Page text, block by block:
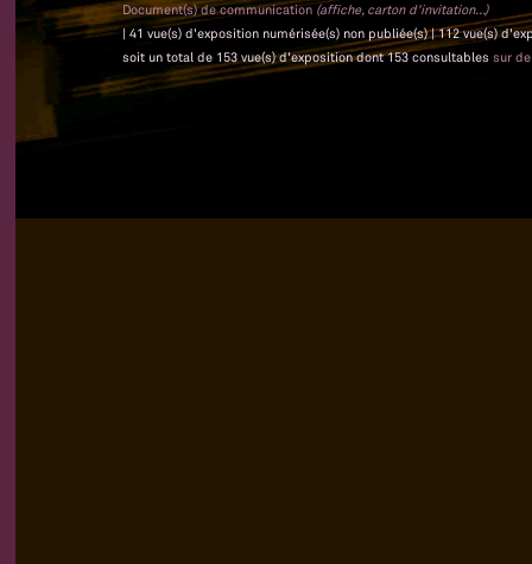
Document(s) de communication (affiche, carton d'invitation...)
| 41 vue(s) d'exposition numérisée(s) non publiée(s) | 112 vue(s)
soit un total de 153 vue(s) d'exposition dont 153 consultables sur